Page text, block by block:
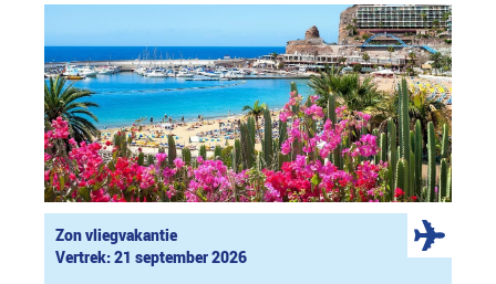
Zon vliegvakantie
Vertrek: 21 september 2026